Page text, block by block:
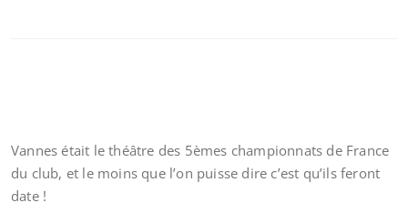
Vannes était le théâtre des 5èmes championnats de France
du club, et le moins que l’on puisse dire c’est qu’ils feront
date !